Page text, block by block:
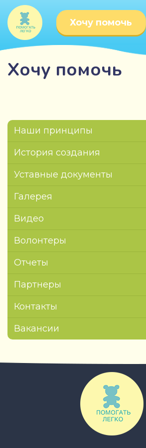
Хочу помочь
Хочу помочь
Наши принципы
История создания
Уставные документы
Галерея
Видео
Волонтеры
Отчеты
Партнеры
Контакты
Вакансии